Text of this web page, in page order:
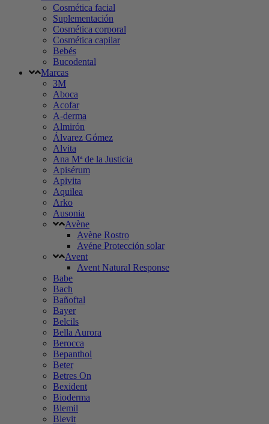
Cosmética facial
Suplementación
Cosmética corporal
Cosmética capilar
Bebés
Bucodental
Marcas
3M
Aboca
Acofar
A-derma
Almirón
Álvarez Gómez
Alvita
Ana Mª de la Justicia
Apisérum
Apivita
Aquilea
Arko
Ausonia
Avène
Avène Rostro
Avéne Protección solar
Avent
Avent Natural Response
Babe
Bach
Bañoftal
Bayer
Belcils
Bella Aurora
Berocca
Bepanthol
Beter
Betres On
Bexident
Bioderma
Blemil
Blevit